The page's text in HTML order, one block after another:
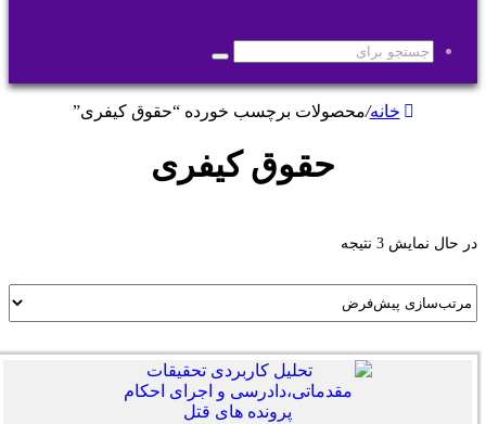
پوسته
جستجو
برای
خانه/محصولات برچسب خورده “حقوق کیفری”
حقوق کیفری
در حال نمایش 3 نتیجه